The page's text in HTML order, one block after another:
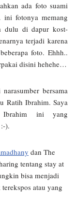
ada foto suami
ini fotonya memang
dulu di dapur kost-
terjadi karena
foto. Ehhh..
disini hehehe…
bersama
Ratih Ibrahim. Saya
Ibrahim ini yang
).
dan The
tentang stay at
bisa menjadi
atau yang